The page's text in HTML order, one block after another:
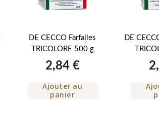
DE CECCO Farfalles
TRICOLORE 500 g
2,84 €
Ajouter au
panier
DE